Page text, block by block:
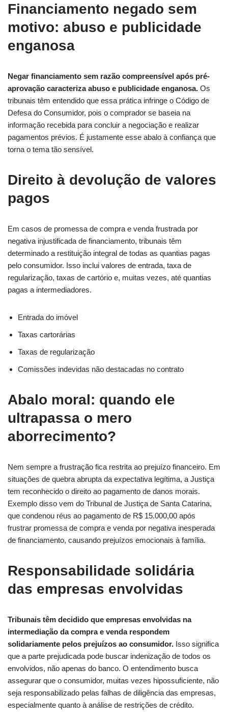
Financiamento negado sem
motivo: abuso e publicidade
enganosa
Negar financiamento sem razão compreensível após pré-
aprovação caracteriza abuso e publicidade enganosa. Os
tribunais têm entendido que essa prática infringe o Código de
Defesa do Consumidor, pois o comprador se baseia na
informação recebida para concluir a negociação e realizar
pagamentos prévios. É justamente esse abalo à confiança que
torna o tema tão sensível.
Direito à devolução de valores
pagos
Em casos de promessa de compra e venda frustrada por
negativa injustificada de financiamento, tribunais têm
determinado a restituição integral de todas as quantias pagas
pelo consumidor. Isso inclui valores de entrada, taxa de
regularização, taxas de cartório e, muitas vezes, até quantias
pagas a intermediadores.
Entrada do imóvel
Taxas cartorárias
Taxas de regularização
Comissões indevidas não destacadas no contrato
Abalo moral: quando ele
ultrapassa o mero
aborrecimento?
Nem sempre a frustração fica restrita ao prejuízo financeiro. Em
situações de quebra abrupta da expectativa legítima, a Justiça
tem reconhecido o direito ao pagamento de danos morais.
Exemplo disso vem do Tribunal de Justiça de Santa Catarina,
que condenou réus ao pagamento de R$ 15.000,00 após
frustrar promessa de compra e venda por negativa inesperada
de financiamento, causando prejuízos emocionais à família.
Responsabilidade solidária
das empresas envolvidas
Tribunais têm decidido que empresas envolvidas na
intermediação da compra e venda respondem
solidariamente pelos prejuízos ao consumidor. Isso significa
que a parte prejudicada pode buscar indenização de todos os
envolvidos, não apenas do banco. O entendimento busca
assegurar que o consumidor, muitas vezes hipossuficiente, não
seja responsabilizado pelas falhas de diligência das empresas,
especialmente quanto à análise de restrições de crédito.